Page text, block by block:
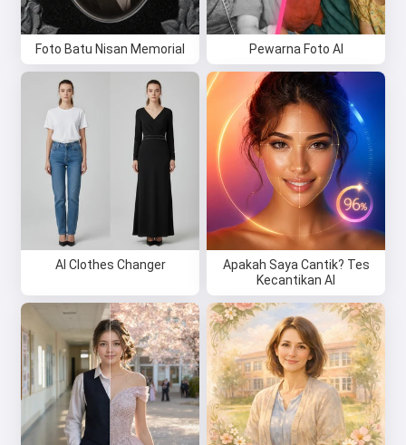
Foto Batu Nisan Memorial Pewarna Foto AI
AI Clothes Changer
Apakah Saya Cantik? Tes
Kecantikan AI